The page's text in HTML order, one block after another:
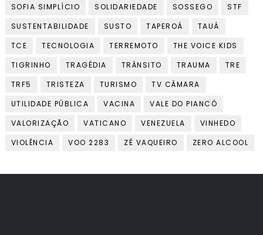
SOFIA SIMPLÍCIO
SOLIDARIEDADE SOSSEGO
STF
SUSTENTABILIDADE
SUSTO TAPEROÁ
TAUÁ
TCE
TECNOLOGIA TERREMOTO
THE VOICE KIDS
TIGRINHO
TRAGÉDIA TRÂNSITO TRAUMA
TRE
TRF5
TRISTEZA TURISMO
TV CÂMARA
UTILIDADE PÚBLICA
VACINA
VALE DO PIANCÓ
VALORIZAÇÃO
VATICANO VENEZUELA
VINHEDO
VIOLÊNCIA
VOO 2283 ZÉ VAQUEIRO ZERO ALCOOL